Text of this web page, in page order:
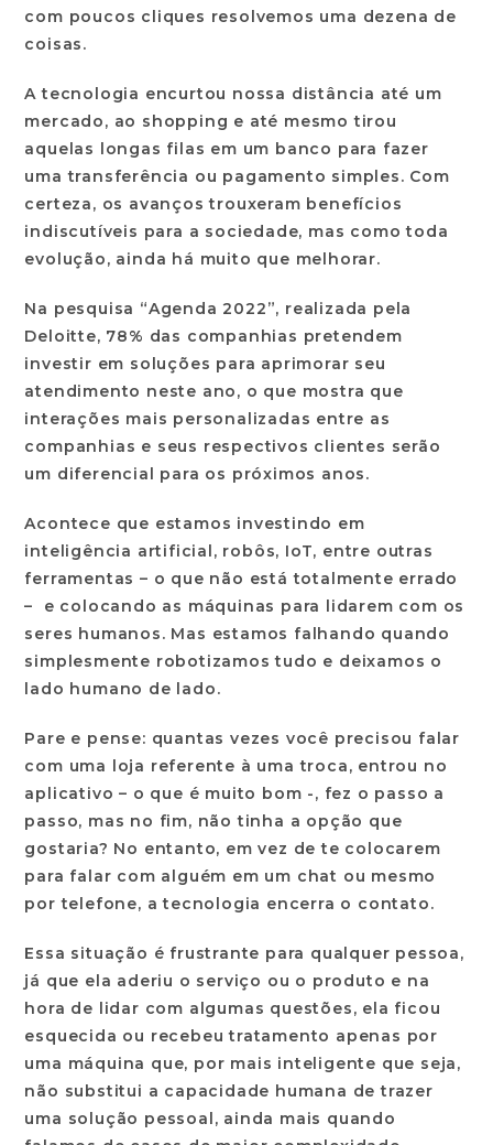
com poucos cliques resolvemos uma dezena de
coisas.
A tecnologia encurtou nossa distância até um
mercado, ao shopping e até mesmo tirou
aquelas longas filas em um banco para fazer
uma transferência ou pagamento simples. Com
certeza, os avanços trouxeram benefícios
indiscutíveis para a sociedade, mas como toda
evolução, ainda há muito que melhorar.
Na pesquisa “Agenda 2022”, realizada pela
Deloitte, 78% das companhias pretendem
investir em soluções para aprimorar seu
atendimento neste ano, o que mostra que
interações mais personalizadas entre as
companhias e seus respectivos clientes serão
um diferencial para os próximos anos.
Acontece que estamos investindo em
inteligência artificial, robôs, IoT, entre outras
ferramentas – o que não está totalmente errado
– e colocando as máquinas para lidarem com os
seres humanos. Mas estamos falhando quando
simplesmente robotizamos tudo e deixamos o
lado humano de lado.
Pare e pense: quantas vezes você precisou falar
com uma loja referente à uma troca, entrou no
aplicativo – o que é muito bom -, fez o passo a
passo, mas no fim, não tinha a opção que
gostaria? No entanto, em vez de te colocarem
para falar com alguém em um chat ou mesmo
por telefone, a tecnologia encerra o contato.
Essa situação é frustrante para qualquer pessoa,
já que ela aderiu o serviço ou o produto e na
hora de lidar com algumas questões, ela ficou
esquecida ou recebeu tratamento apenas por
uma máquina que, por mais inteligente que seja,
não substitui a capacidade humana de trazer
uma solução pessoal, ainda mais quando